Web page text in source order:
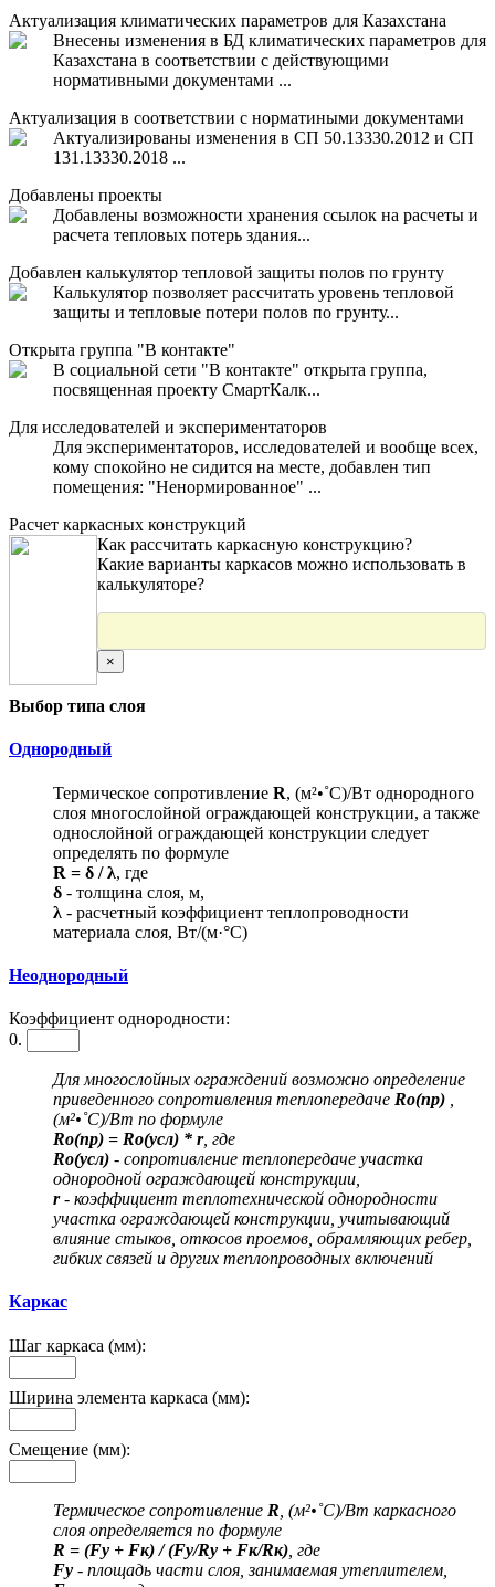
Актуализация климатических параметров для Казахстана
Внесены изменения в БД климатических параметров для
Казахстана в соответствии с действующими
нормативными документами ...
Актуализация в соответствии с норматиными документами
Актуализированы изменения в СП 50.13330.2012 и СП
131.13330.2018 ...
Добавлены проекты
Добавлены возможности хранения ссылок на расчеты и
расчета тепловых потерь здания...
Добавлен калькулятор тепловой защиты полов по грунту
Калькулятор позволяет рассчитать уровень тепловой
защиты и тепловые потери полов по грунту...
Открыта группа "В контакте"
В социальной сети "В контакте" открыта группа,
посвященная проекту СмартКалк...
Для исследователей и экспериментаторов
Для экспериментаторов, исследователей и вообще всех,
кому спокойно не сидится на месте, добавлен тип
помещения: "Ненормированное" ...
Расчет каркасных конструкций
Как рассчитать каркасную конструкцию?
Какие варианты каркасов можно использовать в
калькуляторе?
×
Выбор типа слоя
Однородный
Термическое сопротивление R, (м²•˚С)/Вт однородного
слоя многослойной ограждающей конструкции, а также
однослойной ограждающей конструкции следует
определять по формуле
R = δ / λ, где
δ - толщина слоя, м,
λ - расчетный коэффициент теплопроводности
материала слоя, Вт/(м·°С)
Неоднородный
Коэффициент однородности:
0.
Для многослойных ограждений возможно определение
приведенного сопротивления теплопередаче Ro(пр)
(м²•˚С)/Вт по формуле
Ro(пр) = Ro(усл) * r, где
Ro(усл) - сопротивление теплопередаче участка
однородной ограждающей конструкции,
r- коэффициент теплотехнической однородности
участка ограждающей конструкции, учитывающий
влияние стыков, откосов проемов, обрамляющих ребер,
гибких связей и других теплопроводных включений
Каркас
Шаг каркаса (мм):
Ширина элемента каркаса (мм):
Смещение (мм):
Термическое сопротивление R , (м²•˚С)/Вт каркасного
слоя определяется по формуле
R = (Fу + Fк) / (Fу/Rу + Fк/Rк) , где
Fу - площадь части слоя, занимаемая утеплителем,